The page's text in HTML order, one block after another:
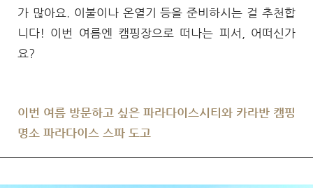
가 많아요. 이불이나 온열기 등을 준비하시는 걸 추천합
니다! 이번 여름엔 캠핑장으로 떠나는 피서, 어떠신가
요?
이번 여름 방문하고 싶은 파라다이스시티와 카라반 캠핑
명소 파라다이스 스파 도고